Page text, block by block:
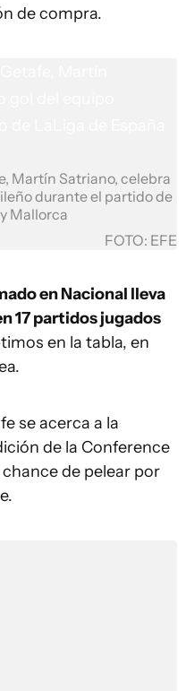
de compra.
Martín Satriano, celebra
durante el partido de
Mallorca
FOTO: EFE
en Nacional lleva
17 partidos jugados
en la tabla, en
se acerca a la
de la Conference
de pelear por